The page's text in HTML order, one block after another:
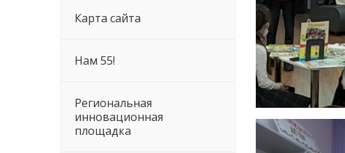
Карта сайта
Нам 55!
Региональная
инновационная
площадка